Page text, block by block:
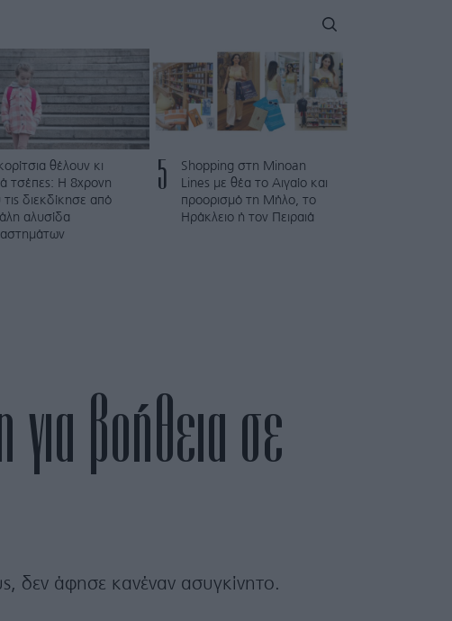
θέλουν κι
τσέπες: Η 8χρονη
τις διεκδίκησε από
αλυσίδα
5
Shopping στη Minoan
Lines με θέα το Αιγαίο και
προορισμό τη Μήλο, το
Ηράκλειο ή τον Πειραιά
βοήθεια σε
δεν άφησε κανέναν ασυγκίνητο.